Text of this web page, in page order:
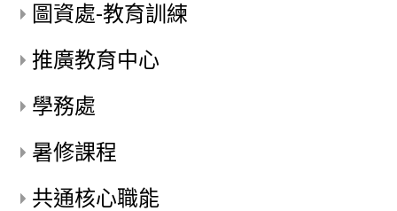
圖資處-教育訓練
推廣教育中心
學務處
暑修課程
共通核心職能